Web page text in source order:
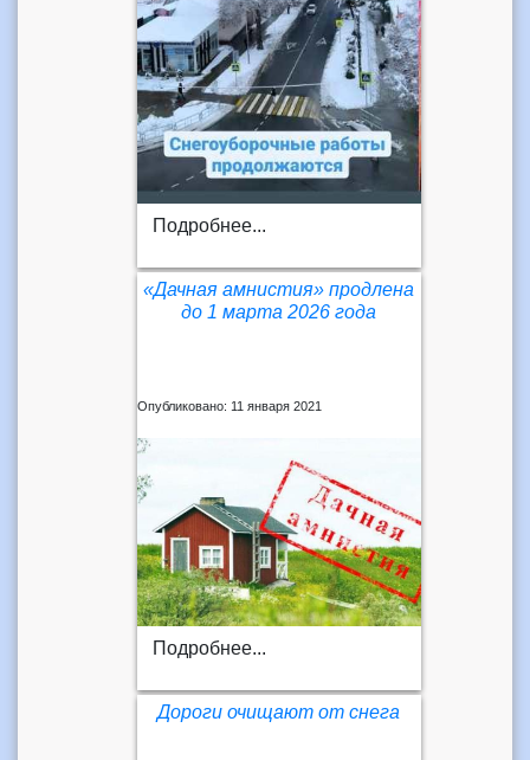
Подробнее...
«Дачная амнистия» продлена
до 1 марта 2026 года
Опубликовано: 11 января 2021
Подробнее...
Дороги очищают от снега